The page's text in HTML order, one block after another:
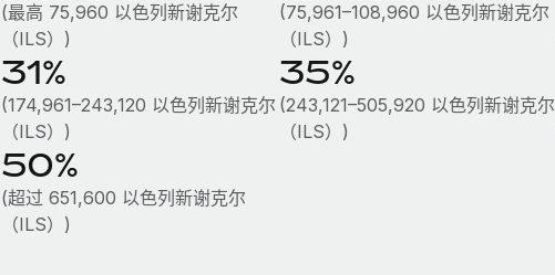
(最高 75,960 以色列新谢克尔
（ILS）)
(75,961–108,960 以色列新谢克尔
（ILS）)
31%
(174,961–243,120 以色列新谢克尔
（ILS）)
35%
(243,121–505,920 以色列新谢克尔
（ILS）)
50%
(超过 651,600 以色列新谢克尔
（ILS）)